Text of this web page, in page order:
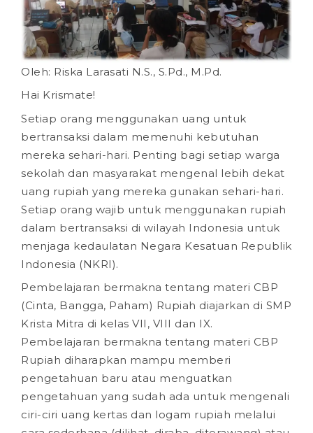
Oleh: Riska Larasati N.S., S.Pd., M.Pd.
Hai Krismate!
Setiap orang menggunakan uang untuk
bertransaksi dalam memenuhi kebutuhan
mereka sehari-hari. Penting bagi setiap warga
sekolah dan masyarakat mengenal lebih dekat
uang rupiah yang mereka gunakan sehari-hari.
Setiap orang wajib untuk menggunakan rupiah
dalam bertransaksi di wilayah Indonesia untuk
menjaga kedaulatan Negara Kesatuan Republik
Indonesia (NKRI).
Pembelajaran bermakna tentang materi CBP
(Cinta, Bangga, Paham) Rupiah diajarkan di SMP
Krista Mitra di kelas VII, VIII dan IX.
Pembelajaran bermakna tentang materi CBP
Rupiah diharapkan mampu memberi
pengetahuan baru atau menguatkan
pengetahuan yang sudah ada untuk mengenali
ciri-ciri uang kertas dan logam rupiah melalui